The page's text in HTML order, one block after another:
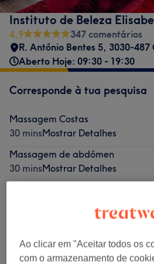
Instituto de Beleza
4,9
347 comentários
R. António Bentes 5, 3030-
Aberto Hoje: 09:30 - 19:30
Corresponde à tua pesquisa
Massagem Costas
30 minsMostrar Detalhes
Massagem de abdómen
30 minsMostrar Detalhes
Não é o que estavas à procura?
Procurar serviços
Ao clicar em "Aceitar todos os
com o armazenamento de